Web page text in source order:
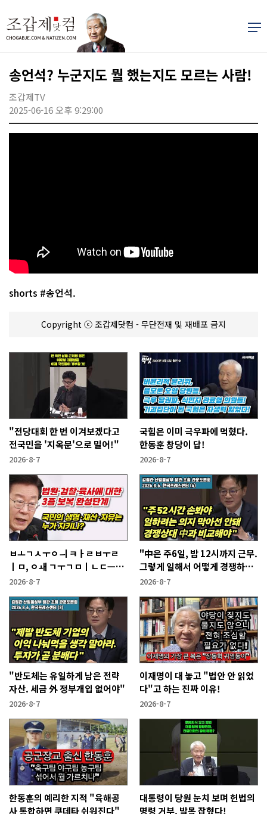
송언석? 누군지도 뭘 했는지도 모르는 사람!
조갑제TV
2025-06-16 오후 9:29:00
shorts #송언석.
Copyright ⓒ 조갑제닷컴 - 무단전재 및 재배포 금지
"전당대회 한 번 이겨보겠다고
전국민을 '지옥문'으로 밀어!"
2026-8-7
국힘은 이미 극우파에 먹혔다.
한동훈 창당이 답!
2026-8-7
ㅂㅗㄱㅅㅜㅇㅢ ㅋㅏㄹㅂㅜㄹ
ㅣㅁ, ㅇㅙ ㄱㅜㄱㅁㅣㄴㄷㅡㄹ
ㅇㅣ ㄷㅏㅇㅎㅐㅇㅑ ㅎㅏㄴㅏ?
2026-8-7
"中은 주6일, 밤 12시까지 근무.
그렇게 일해서 어떻게 경쟁하냐
반문하더라"
2026-8-7
"반도체는 유일하게 남은 전략
자산. 세금 外 정부개입 없어야"
2026-8-7
이재명이 대 놓고 "법안 안 읽었
다"고 하는 진짜 이유!
2026-8-7
한동훈의 예리한 지적 "육해공
사 통합하면 쿠데타 쉬워진다"
대통령이 당원 눈치 보며 헌법의
명령 거부, 발목 잡혔다!